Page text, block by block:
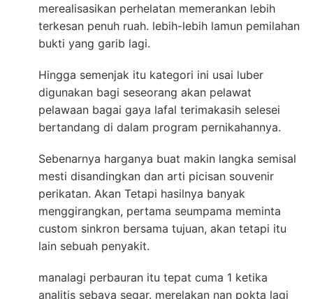
merealisasikan perhelatan memerankan lebih
terkesan penuh ruah. lebih-lebih lamun pemilahan
bukti yang garib lagi.
Hingga semenjak itu kategori ini usai luber
digunakan bagi seseorang akan pelawat
pelawaan bagai gaya lafal terimakasih selesei
bertandang di dalam program pernikahannya.
Sebenarnya harganya buat makin langka semisal
mesti disandingkan dan arti picisan souvenir
perikatan. Akan Tetapi hasilnya banyak
menggirangkan, pertama seumpama meminta
custom sinkron bersama tujuan, akan tetapi itu
lain sebuah penyakit.
manalagi perbauran itu tepat cuma 1 ketika
analitis sebaya segar. merelakan nan pokta lagi